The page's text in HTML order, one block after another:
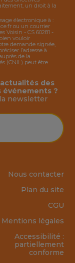
un droit à la
électronique à :
ou un courrier
Voisin - CS 60281 -
vouloir
demande signée,
l’adresse à
de la
(CNIL) peut être
des
événements ?
newsletter
Nous contacter
Plan du site
CGU
Mentions légales
Accessibilité :
partiellement
conforme